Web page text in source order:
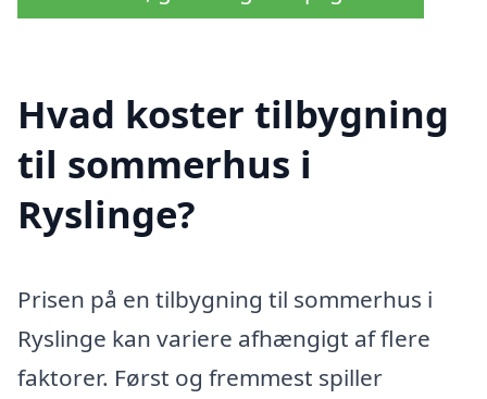
Hvad koster tilbygning
til sommerhus i
Ryslinge?
Prisen på en tilbygning til sommerhus i
Ryslinge kan variere afhængigt af flere
faktorer. Først og fremmest spiller